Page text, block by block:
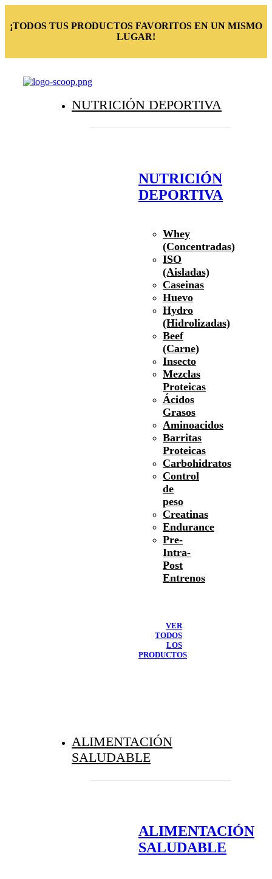
¡TODOS TUS PRODUCTOS FAVORITOS EN UN MISMO
LUGAR!
NUTRICIÓN DEPORTIVA
NUTRICIÓN
DEPORTIVA
Whey
(Concentradas)
ISO
(Aisladas)
Caseinas
Huevo
Hydro
(Hidrolizadas)
Beef
(Carne)
Insecto
Mezclas
Proteicas
Ácidos
Grasos
Aminoacidos
Barritas
Proteicas
Carbohidratos
Control
de
peso
Creatinas
Endurance
Pre-
Intra-
Post
Entrenos
VER
TODOS
LOS
PRODUCTOS
ALIMENTACIÓN
SALUDABLE
ALIMENTACIÓN
SALUDABLE